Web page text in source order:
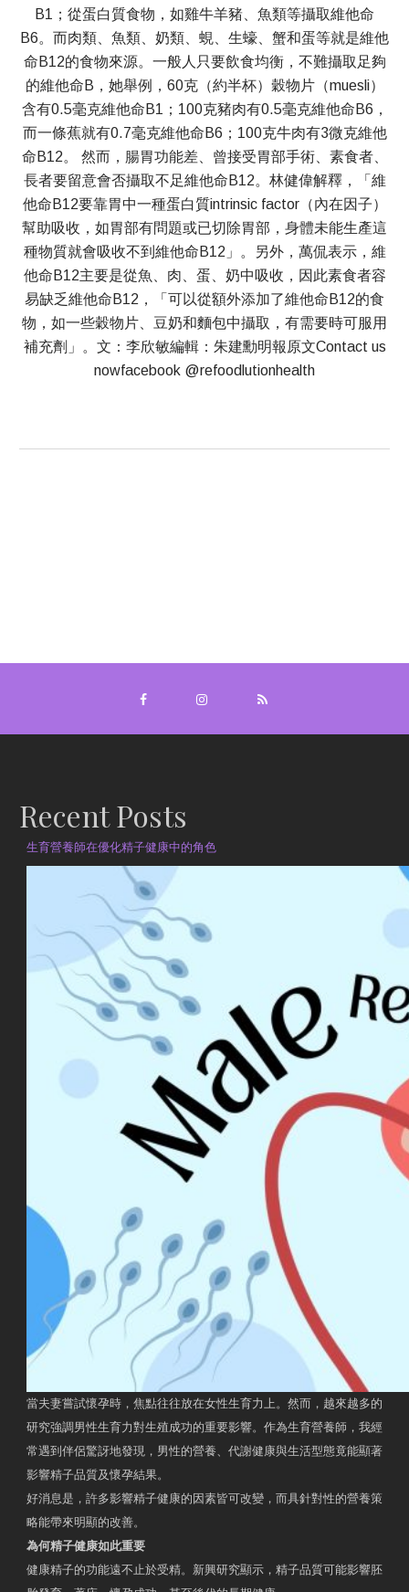
B1；從蛋白質食物，如雞牛羊豬、魚類等攝取維他命
B6。而肉類、魚類、奶類、蜆、生蠔、蟹和蛋等就是維他
命B12的食物來源。一般人只要飲食均衡，不難攝取足夠
的維他命B，她舉例，60克（約半杯）穀物片（muesli）
含有0.5毫克維他命B1；100克豬肉有0.5毫克維他命B6，
而一條蕉就有0.7毫克維他命B6；100克牛肉有3微克維他
命B12。 然而，腸胃功能差、曾接受胃部手術、素食者、
長者要留意會否攝取不足維他命B12。林健偉解釋，「維
他命B12要靠胃中一種蛋白質intrinsic factor（內在因子）
幫助吸收，如胃部有問題或已切除胃部，身體未能生產這
種物質就會吸收不到維他命B12」。另外，萬侃表示，維
他命B12主要是從魚、肉、蛋、奶中吸收，因此素食者容
易缺乏維他命B12，「可以從額外添加了維他命B12的食
物，如一些穀物片、豆奶和麵包中攝取，有需要時可服用
補充劑」。文：李欣敏編輯：朱建勳明報原文Contact us
nowfacebook @refoodlutionhealth
Recent Posts
生育營養師在優化精子健康中的角色
當夫妻嘗試懷孕時，焦點往往放在女性生育力上。然而，越來越多的
研究強調男性生育力對生殖成功的重要影響。作為生育營養師，我經
常遇到伴侶驚訝地發現，男性的營養、代謝健康與生活型態竟能顯著
影響精子品質及懷孕結果。
好消息是，許多影響精子健康的因素皆可改變，而具針對性的營養策
略能帶來明顯的改善。
為何精子健康如此重要
健康精子的功能遠不止於受精。新興研究顯示，精子品質可能影響胚